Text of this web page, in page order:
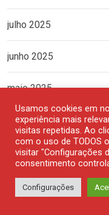
julho 2025
junho 2025
maio 2025
abril 2025
março 2025
fevereiro 2025
Usamos cookies em
experiência mais
visitas repetidas. Ao
com o uso de TODOS
visitar "Configurações
consentimento
Configurações